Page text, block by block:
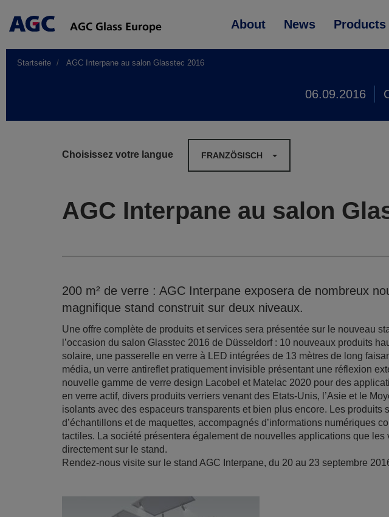
Main
About News Products
Startseite AGC Interpane au salon Glasstec 2016
06.09.2016
Choisissez votre langue FRANZÖSISCH
AGC Interpane au salon
200 m² de verre : AGC Interpane exposera de nombreux
magnifique stand construit sur deux niveaux.
Une offre complète de produits et services sera présentée sur le nouveau
l’occasion du salon Glasstec 2016 de Düsseldorf : 10 nouveaux produits
solaire, une passerelle en verre à LED intégrées de 13 mètres de long
média, un verre antireflet pratiquement invisible présentant une réflexion
nouvelle gamme de verre design Lacobel et Matelac 2020 pour des
en verre actif, divers produits verriers venant des Etats-Unis, l’Asie et le
isolants avec des espaceurs transparents et bien plus encore. Les produits
d’échantillons et de maquettes, accompagnés d’informations numériques
tactiles. La société présentera également de nouvelles applications que les
directement sur le stand.
Rendez-nous visite sur le stand AGC Interpane, du 20 au 23 septembre